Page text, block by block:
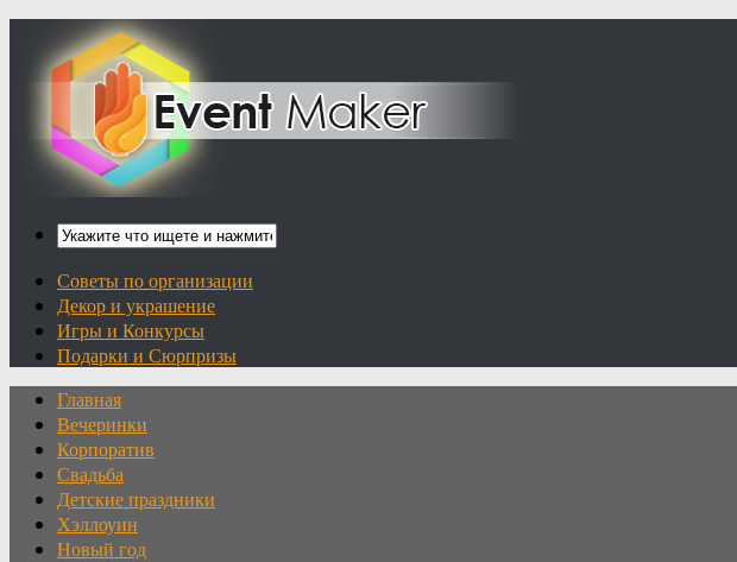
Советы по организации
Декор и украшение
Игры и Конкурсы
Подарки и Сюрпризы
Главная
Вечеринки
Корпоратив
Свадьба
Детские праздники
Хэллоуин
Новый год